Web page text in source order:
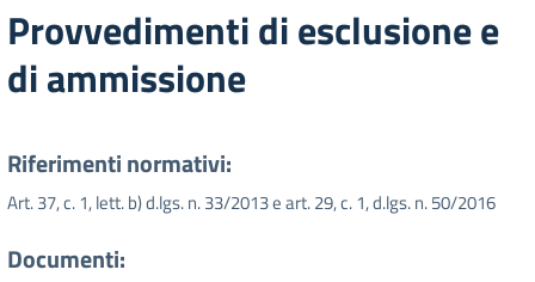
Provvedimenti di esclusione e
di ammissione
Riferimenti normativi:
Art. 37, c. 1, lett. b) d.lgs. n. 33/2013 e art. 29, c. 1, d.lgs. n. 50/2016
Documenti: